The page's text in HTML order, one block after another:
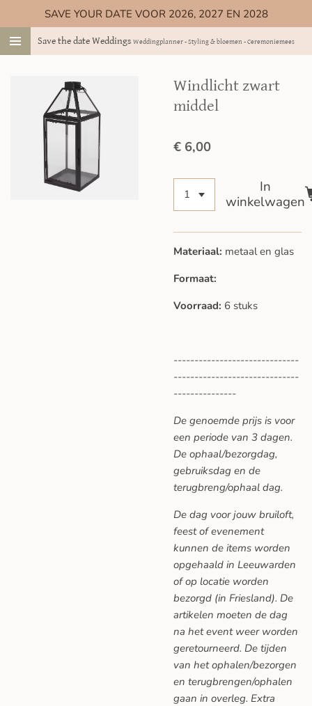
direct
naar
hoofdinhoud
Save the date Weddings Weddingplanner - Styling & bloemen - Ceremoniemeester
SAVE YOUR DATE VOOR 2026, 2027 EN 2028
Windlicht zwart
middel
€ 6,00
In
winkelwagen
Materiaal: metaal en glas
Formaat:
Voorraad: 6 stuks
------------------------------
------------------------------
---------------
De genoemde prijs is voor
een periode van 3 dagen.
De ophaal/bezorgdag,
gebruiksdag en de
terugbreng/ophaal dag.
De dag voor jouw bruiloft,
feest of evenement
kunnen de items worden
opgehaald in Leeuwarden
of op locatie worden
bezorgd (in Friesland). De
artikelen moeten de dag
na het event weer worden
geretourneerd. De tijden
van het ophalen/bezorgen
en terugbrengen/ophalen
gaan in overleg. Extra